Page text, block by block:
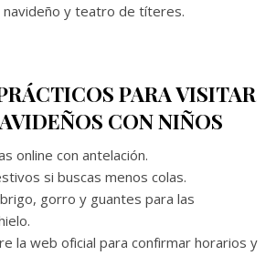
y teatro de títeres.
PARA VISITAR
CON NIÑOS
online con antelación.
si buscas menos colas.
gorro y guantes para las
la web oficial para confirmar horarios y